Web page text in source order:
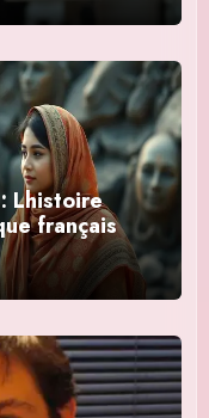
Lhistoire
français